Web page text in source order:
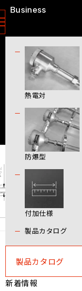
Business
熱電対
防爆型
付加仕様
製品カタログ
製品カタログ
新着情報